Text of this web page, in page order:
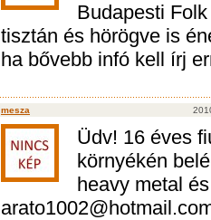
Budapesti
tisztán és hörögve is
ha bővebb infó kell írj
mesza
Üdv! 16 éves
környékén
heavy metal